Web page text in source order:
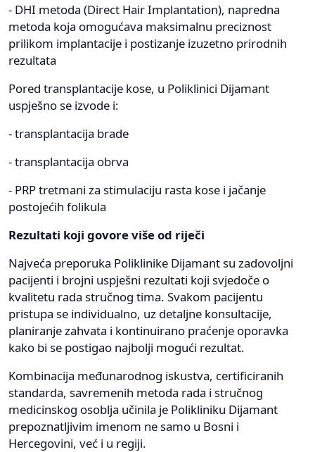
- DHI metoda (Direct Hair Implantation), napredna
metoda koja omogućava maksimalnu preciznost
prilikom implantacije i postizanje izuzetno prirodnih
rezultata
Pored transplantacije kose, u Poliklinici Dijamant
uspješno se izvode i:
- transplantacija brade
- transplantacija obrva
- PRP tretmani za stimulaciju rasta kose i jačanje
postojećih folikula
Rezultati koji govore više od riječi
Najveća preporuka Poliklinike Dijamant su zadovoljni
pacijenti i brojni uspješni rezultati koji svjedoče o
kvalitetu rada stručnog tima. Svakom pacijentu
pristupa se individualno, uz detaljne konsultacije,
planiranje zahvata i kontinuirano praćenje oporavka
kako bi se postigao najbolji mogući rezultat.
Kombinacija međunarodnog iskustva, certificiranih
standarda, savremenih metoda rada i stručnog
medicinskog osoblja učinila je Polikliniku Dijamant
prepoznatljivim imenom ne samo u Bosni i
Hercegovini, već i u regiji.